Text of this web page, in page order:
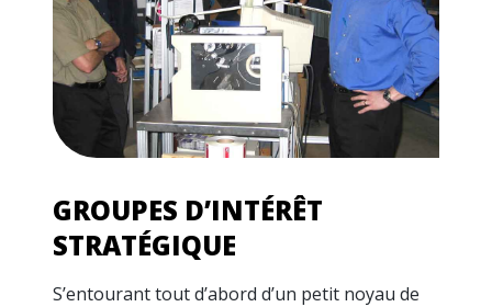
GROUPES D’INTÉRÊT
STRATÉGIQUE
S’entourant tout d’abord d’un petit noyau de